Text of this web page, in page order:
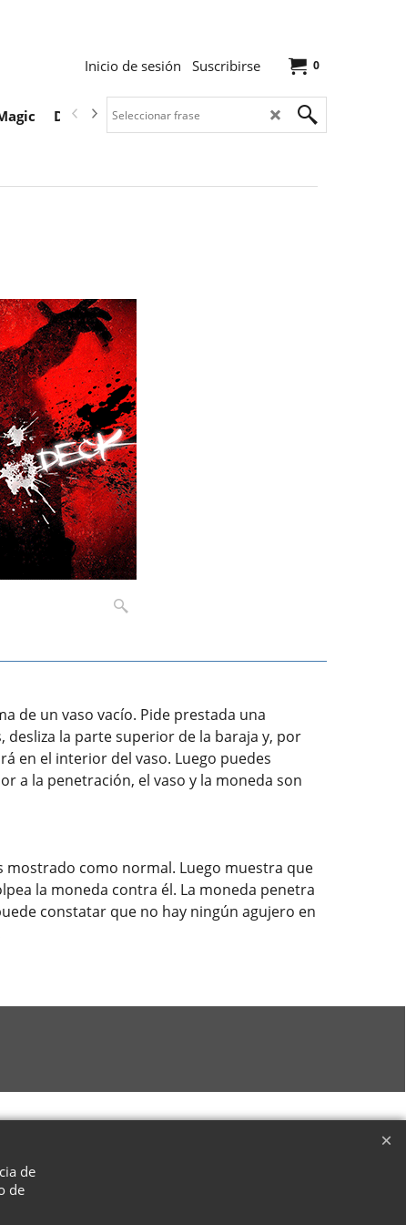
0
Inicio de sesión Suscribirse
Descargas
de un vaso vacío. Pide prestada una
desliza la parte superior de la baraja y, por
en el interior del vaso. Luego puedes
a la penetración, el vaso y la moneda son
mostrado como normal. Luego muestra que
la moneda contra él. La moneda penetra
constatar que no hay ningún agujero en
de
de